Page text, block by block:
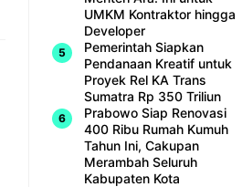
UMKM Kontraktor hingga
Developer
Pemerintah Siapkan
Pendanaan Kreatif untuk
Proyek Rel KA Trans
Sumatra Rp 350 Triliun
Prabowo Siap Renovasi
400 Ribu Rumah Kumuh
Tahun Ini, Cakupan
Merambah Seluruh
Kabupaten Kota